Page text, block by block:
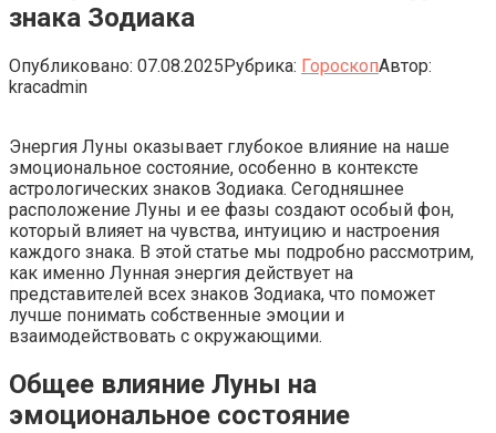
знака Зодиака
Опубликовано: 07.08.2025Рубрика: ГороскопАвтор:
kracadmin
Энергия Луны оказывает глубокое влияние на наше
эмоциональное состояние, особенно в контексте
астрологических знаков Зодиака. Сегодняшнее
расположение Луны и ее фазы создают особый фон,
который влияет на чувства, интуицию и настроения
каждого знака. В этой статье мы подробно рассмотрим,
как именно Лунная энергия действует на
представителей всех знаков Зодиака, что поможет
лучше понимать собственные эмоции и
взаимодействовать с окружающими.
Общее влияние Луны на
эмоциональное состояние